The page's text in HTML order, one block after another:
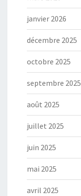
janvier 2026
décembre 2025
octobre 2025
septembre 2025
août 2025
juillet 2025
juin 2025
mai 2025
avril 2025